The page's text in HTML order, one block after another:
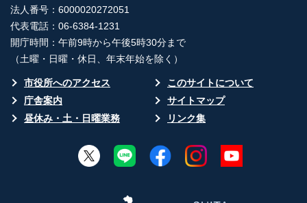
法人番号：6000020272051
代表電話：06-6384-1231
開庁時間：午前9時から午後5時30分まで
（土曜・日曜・休日、年末年始を除く）
市役所へのアクセス
このサイトについて
庁舎案内
サイトマップ
昼休み・土・日曜業務
リンク集